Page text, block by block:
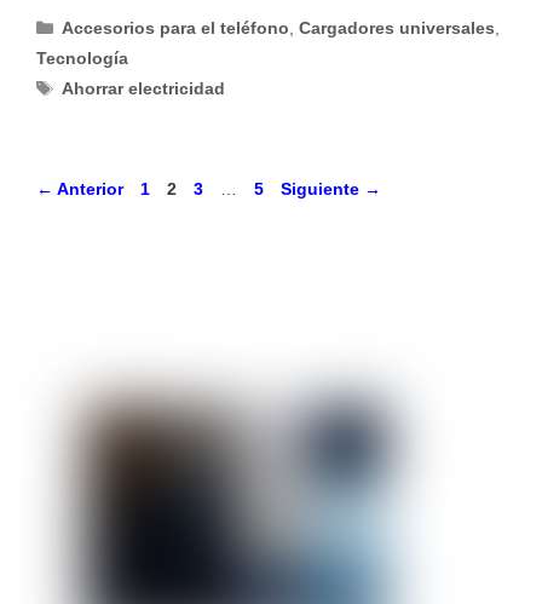
Categorías
Accesorios para el teléfono ,Cargadores universales
Tecnología
Etiquetas
Ahorrar electricidad
← Anterior Página
1 Página
2 Página
3 Página
5 Siguiente →